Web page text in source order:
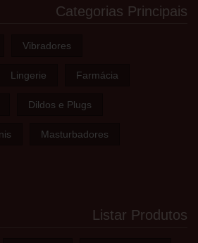
Categorias Principais
Vibradores
Lingerie Farmácia
Dildos e Plugs
Masturbadores
Listar Produtos